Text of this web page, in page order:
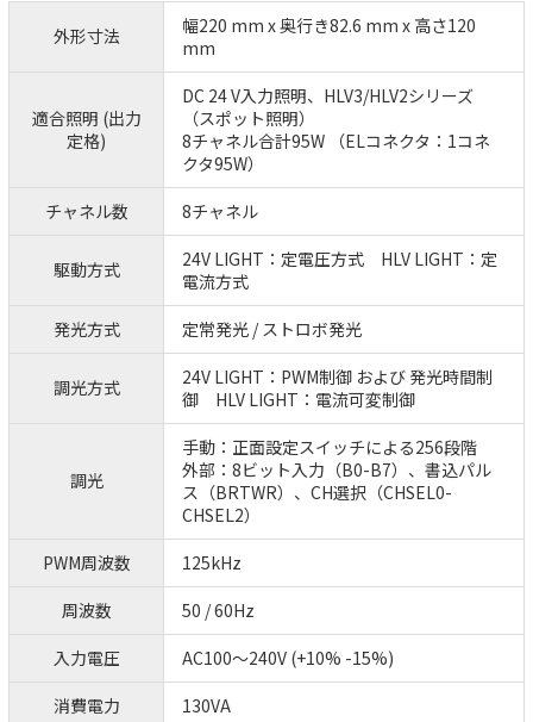
外形寸法
幅220 mm x 奥行き82.6 mm x 高さ120
mm
適合照明 (出力
定格)
DC 24 V入力照明、HLV3/HLV2シリーズ
（スポット照明）
8チャネル合計95W （ELコネクタ：1コネ
クタ95W）
チャネル数
8チャネル
駆動方式
24V LIGHT：定電圧方式 HLV LIGHT：定
電流方式
発光方式
定常発光 / ストロボ発光
調光方式
24V LIGHT：PWM制御 および 発光時間制
御 HLV LIGHT：電流可変制御
調光
手動：正面設定スイッチによる256段階
外部：8ビット入力（B0-B7）、書込パル
ス（BRTWR）、CH選択（CHSEL0-
CHSEL2）
PWM周波数
125kHz
周波数
50 / 60Hz
入力電圧
AC100～240V (+10% -15%)
消費電力
130VA